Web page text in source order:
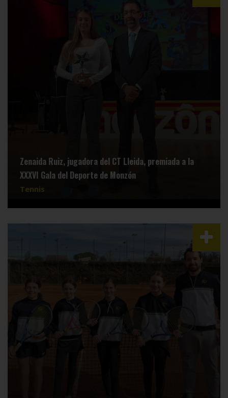
Zenaida Ruiz, jugadora del CT Lleida, premiada a la
XXXVI Gala del Deporte de Monzón
Tennis